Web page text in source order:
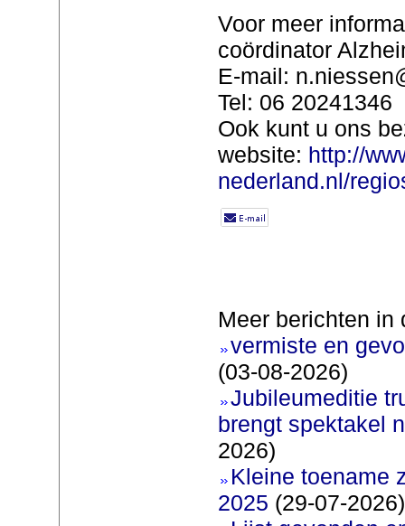
Voor meer
coördinator
E-mail:
Tel: 06 20241346
Ook kunt u ons
website: http://
nederland.nl/
Meer berichten in
vermiste en
(03-08-2026)
Jubileumeditie
brengt spektakel
2026)
Kleine toename
2025 (29-07-2026)